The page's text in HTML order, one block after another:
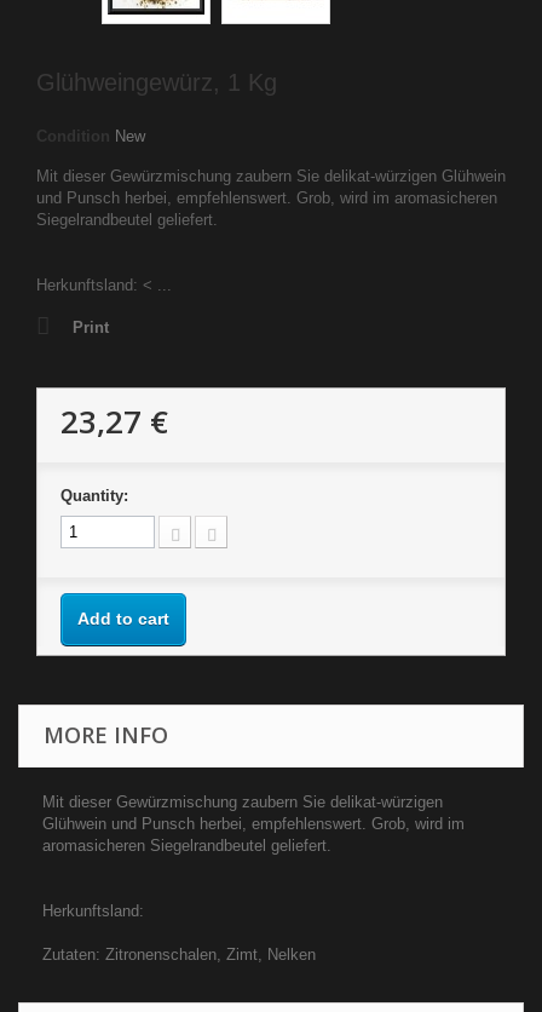
Glühweingewürz, 1 Kg
Condition New
Mit dieser Gewürzmischung zaubern Sie delikat-würzigen Glühwein
und Punsch herbei, empfehlenswert. Grob, wird im aromasicheren
Siegelrandbeutel geliefert.
Herkunftsland: < ...
Print
23,27 €
Quantity:
Add to cart
MORE INFO
Mit dieser Gewürzmischung zaubern Sie delikat-würzigen
Glühwein und Punsch herbei, empfehlenswert. Grob, wird im
aromasicheren Siegelrandbeutel geliefert.
Herkunftsland:
Zutaten: Zitronenschalen, Zimt, Nelken